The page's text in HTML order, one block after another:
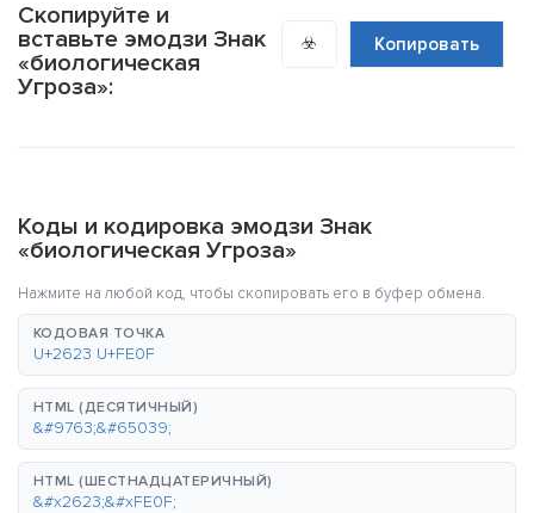
Скопируйте и
вставьте эмодзи Знак
«биологическая
Угроза»:
☣️ Копировать
Коды и кодировка эмодзи Знак
«биологическая Угроза»
Нажмите на любой код, чтобы скопировать его в буфер обмена.
КОДОВАЯ ТОЧКА
U+2623 U+FE0F
HTML (ДЕСЯТИЧНЫЙ)
&#9763;&#65039;
HTML (ШЕСТНАДЦАТЕРИЧНЫЙ)
&#x2623;&#xFE0F;